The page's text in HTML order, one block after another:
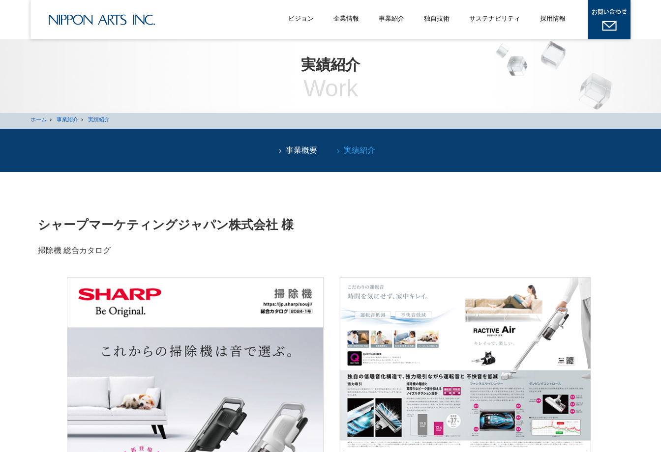
ビジョン 企業情報 事業紹介 独自技術 サステナビリティ 採用情報
実績紹介
Work
ホーム 事業紹介 実績紹介
事業概要 実績紹介
シャープマーケティングジャパン株式会社 様
掃除機 総合カタログ